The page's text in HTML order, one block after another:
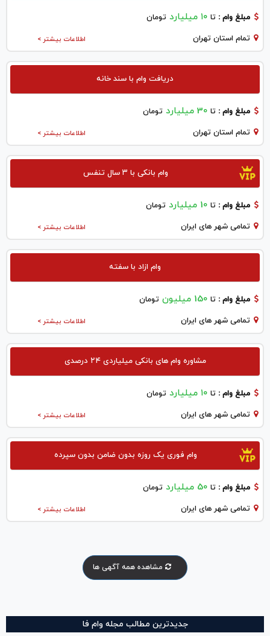
مبلغ وام : تا ۱۰ میلیارد تومان
اطلاعات بیشتر > تمام استان تهران
دریافت وام با سند خانه
مبلغ وام : تا 30 میلیارد تومان
اطلاعات بیشتر > تمام استان تهران
وام بانکی با ۳ سال تنفس
مبلغ وام : تا 10 میلیارد تومان
اطلاعات بیشتر > تمامی شهر های ایران
وام ازاد با سفته
مبلغ وام : تا 150 میلیون تومان
اطلاعات بیشتر > تمامی شهر های ایران
مشاوره وام های بانکی میلیاردی ۲۴ درصدی
مبلغ وام : تا ۱۰ میلیارد تومان
اطلاعات بیشتر > تمامی شهر های ایران
وام فوری یک روزه بدون ضامن بدون سپرده
مبلغ وام : تا 50 میلیارد تومان
اطلاعات بیشتر > تمامی شهر های ایران
مشاهده همه آگهی ها
جدیدترین مطالب مجله وام فا